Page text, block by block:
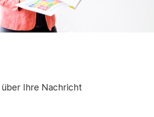
Ihre Nachricht